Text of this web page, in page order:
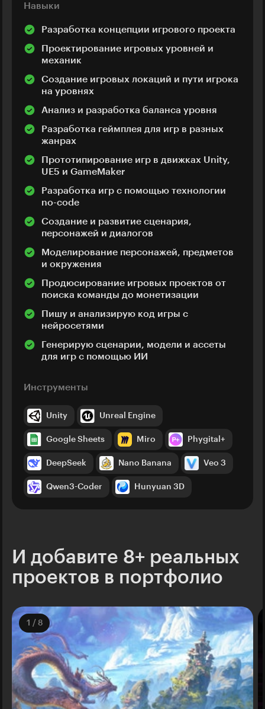
Навыки
Разработка концепции игрового проекта
Проектирование игровых уровней и
механик
Создание игровых локаций и пути игрока
на уровнях
Анализ и разработка баланса уровня
Разработка геймплея для игр в разных
жанрах
Прототипирование игр в движках Unity,
UE5 и GameMaker
Разработка игр с помощью технологии
no-code
Создание и развитие сценария,
персонажей и диалогов
Моделирование персонажей, предметов
и окружения
Продюсирование игровых проектов от
поиска команды до монетизации
Пишу и анализирую код игры с
нейросетями
Генерирую сценарии, модели и ассеты
для игр с помощью ИИ
Инструменты
Unity Unreal Engine
Google Sheets Miro Phygital+
DeepSeek Nano Banana Veo 3
Qwen3-Coder Hunyuan 3D
И добавите 8+ реальных
проектов в портфолио
1 / 8